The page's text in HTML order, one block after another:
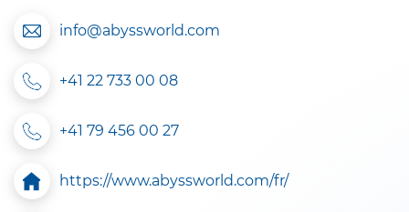
info@abyssworld.com
+41 22 733 00 08
+41 79 456 00 27
https://www.abyssworld.com/fr/